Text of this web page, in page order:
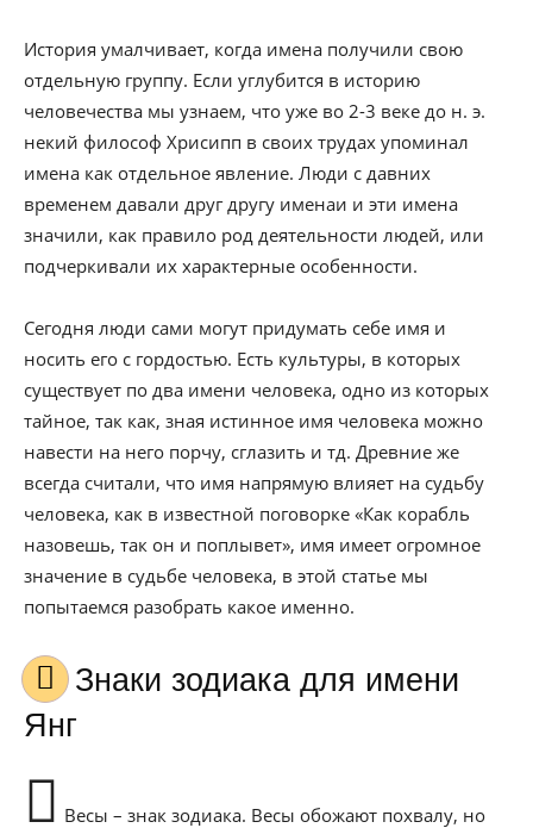
История умалчивает, когда имена получили свою
отдельную группу. Если углубится в историю
человечества мы узнаем, что уже во 2-3 веке до н. э.
некий философ Хрисипп в своих трудах упоминал
имена как отдельное явление. Люди с давних
временем давали друг другу именаи и эти имена
значили, как правило род деятельности людей, или
подчеркивали их характерные особенности.
Сегодня люди сами могут придумать себе имя и
носить его с гордостью. Есть культуры, в которых
существует по два имени человека, одно из которых
тайное, так как, зная истинное имя человека можно
навести на него порчу, сглазить и тд. Древние же
всегда считали, что имя напрямую влияет на судьбу
человека, как в известной поговорке «Как корабль
назовешь, так он и поплывет», имя имеет огромное
значение в судьбе человека, в этой статье мы
попытаемся разобрать какое именно.
Знаки зодиака для имени
Янг
Весы – знак зодиака. Весы обожают похвалу, но